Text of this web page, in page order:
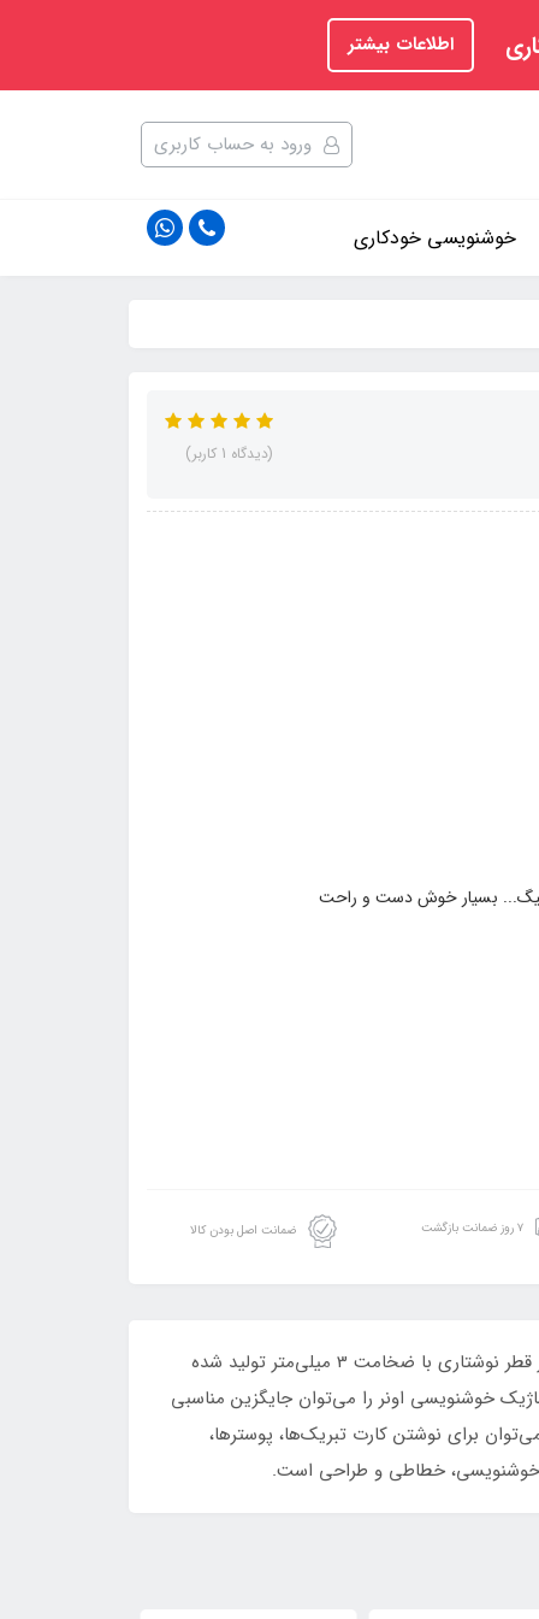
اطلاعات بیشتر
ورود به حساب کاربری
خوشنویسی خودکاری
(دیدگاه 1 کاربر)
بسیار خوش دست و راحت
۷ روز ضمانت بازگشت ضمانت اصل بودن کالا
ماژیک خوشنویسی اونر ابزاری بسیار باکیفیت و مناسب برای اهل هنر به شمار می‌آید و ساخت کشور کره است. این محصول در قطر نوشتاری با ضخامت‌ 3 میلی‌متر تولید شده
خوشنویسی اونر را می‌توان جایگزین مناسبی
برای نوشتن کارت تبریک‌ها، پوسترها،
خوشنویسی، خطاطی و طراحی است.